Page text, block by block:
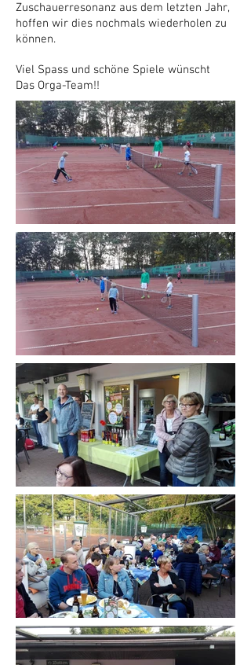
Zuschauerresonanz aus dem letzten Jahr,
hoffen wir dies nochmals wiederholen zu
können.
Viel Spass und schöne Spiele wünscht
Das Orga-Team!!